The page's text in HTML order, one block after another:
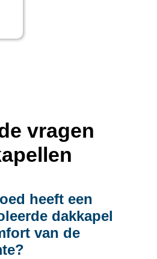
vragen
heeft een
dakkapel
van de